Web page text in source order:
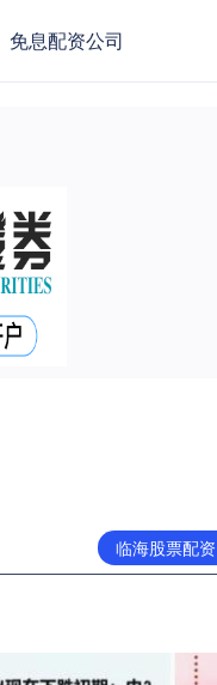
免息配资公司
临海股票配资